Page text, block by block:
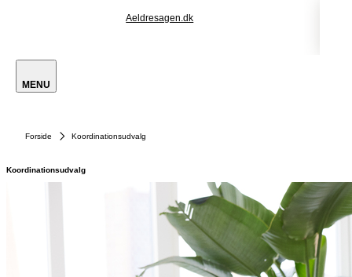
Aeldresagen.dk
MENU
Forside Koordinationsudvalg
Koordinationsudvalg